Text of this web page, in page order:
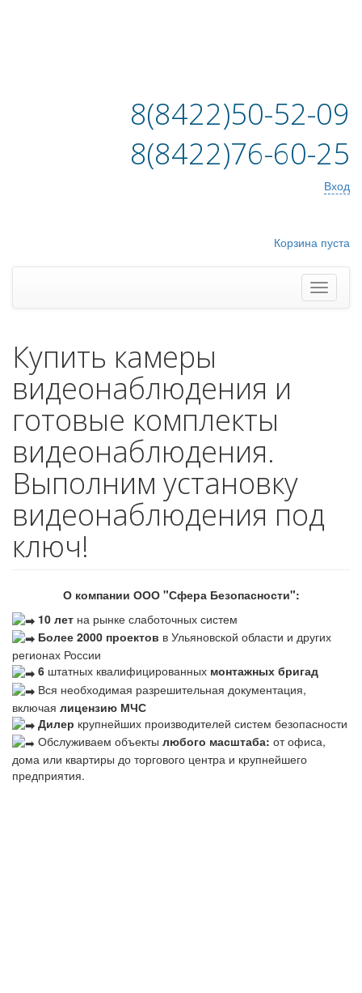
8(8422)50-52-09
8(8422)76-60-25
Вход
Корзина пуста
Купить камеры
видеонаблюдения и
готовые комплекты
видеонаблюдения.
Выполним установку
видеонаблюдения под
ключ!
О компании ООО "Сфера Безопасности":
10 лет на рынке слаботочных систем
Более 2000 проектов в Ульяновской области и других
регионах России
6 штатных квалифицированных монтажных бригад
Вся необходимая разрешительная документация,
включая лицензию МЧС
Дилер крупнейших производителей систем безопасности
Обслуживаем объекты любого масштаба: от офиса,
дома или квартиры до торгового центра и крупнейшего
предприятия.